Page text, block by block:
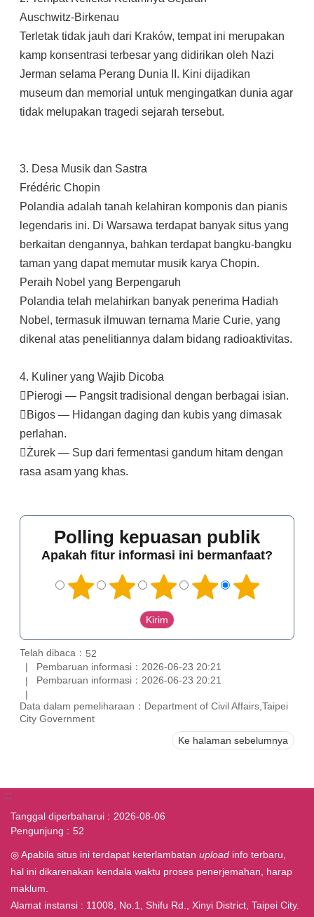
Auschwitz-Birkenau
Terletak tidak jauh dari Kraków, tempat ini merupakan
kamp konsentrasi terbesar yang didirikan oleh Nazi
Jerman selama Perang Dunia II. Kini dijadikan
museum dan memorial untuk mengingatkan dunia agar
tidak melupakan tragedi sejarah tersebut.
3. Desa Musik dan Sastra
Frédéric Chopin
Polandia adalah tanah kelahiran komponis dan pianis
legendaris ini. Di Warsawa terdapat banyak situs yang
berkaitan dengannya, bahkan terdapat bangku-bangku
taman yang dapat memutar musik karya Chopin.
Peraih Nobel yang Berpengaruh
Polandia telah melahirkan banyak penerima Hadiah
Nobel, termasuk ilmuwan ternama Marie Curie, yang
dikenal atas penelitiannya dalam bidang radioaktivitas.
4. Kuliner yang Wajib Dicoba
Pierogi — Pangsit tradisional dengan berbagai isian.
Bigos — Hidangan daging dan kubis yang dimasak
perlahan.
Żurek — Sup dari fermentasi gandum hitam dengan
rasa asam yang khas.
Polling kepuasan publik
Apakah fitur informasi ini bermanfaat?
Telah dibaca： 52
Pembaruan informasi：2026-06-23 20:21
Pembaruan informasi：2026-06-23 20:21
Data dalam pemeliharaan：Department of Civil Affairs,Taipei
City Government
Ke halaman sebelumnya
:::
Tanggal diperbaharui
2026-08-06
Pengunjung
52
◎ Apabila situs ini terdapat keterlambatan upload info terbaru,
hal ini dikarenakan kendala waktu proses penerjemahan, harap
maklum.
Alamat instansi : 11008, No.1, Shifu Rd., Xinyi District, Taipei City.